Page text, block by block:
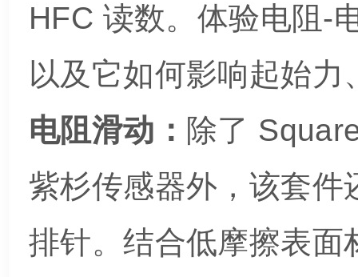
HFC 读数。体验电阻-
以及它如何影响起始
电阻滑动： 除了
紫杉传感器外，该套
排针。结合低摩擦表面